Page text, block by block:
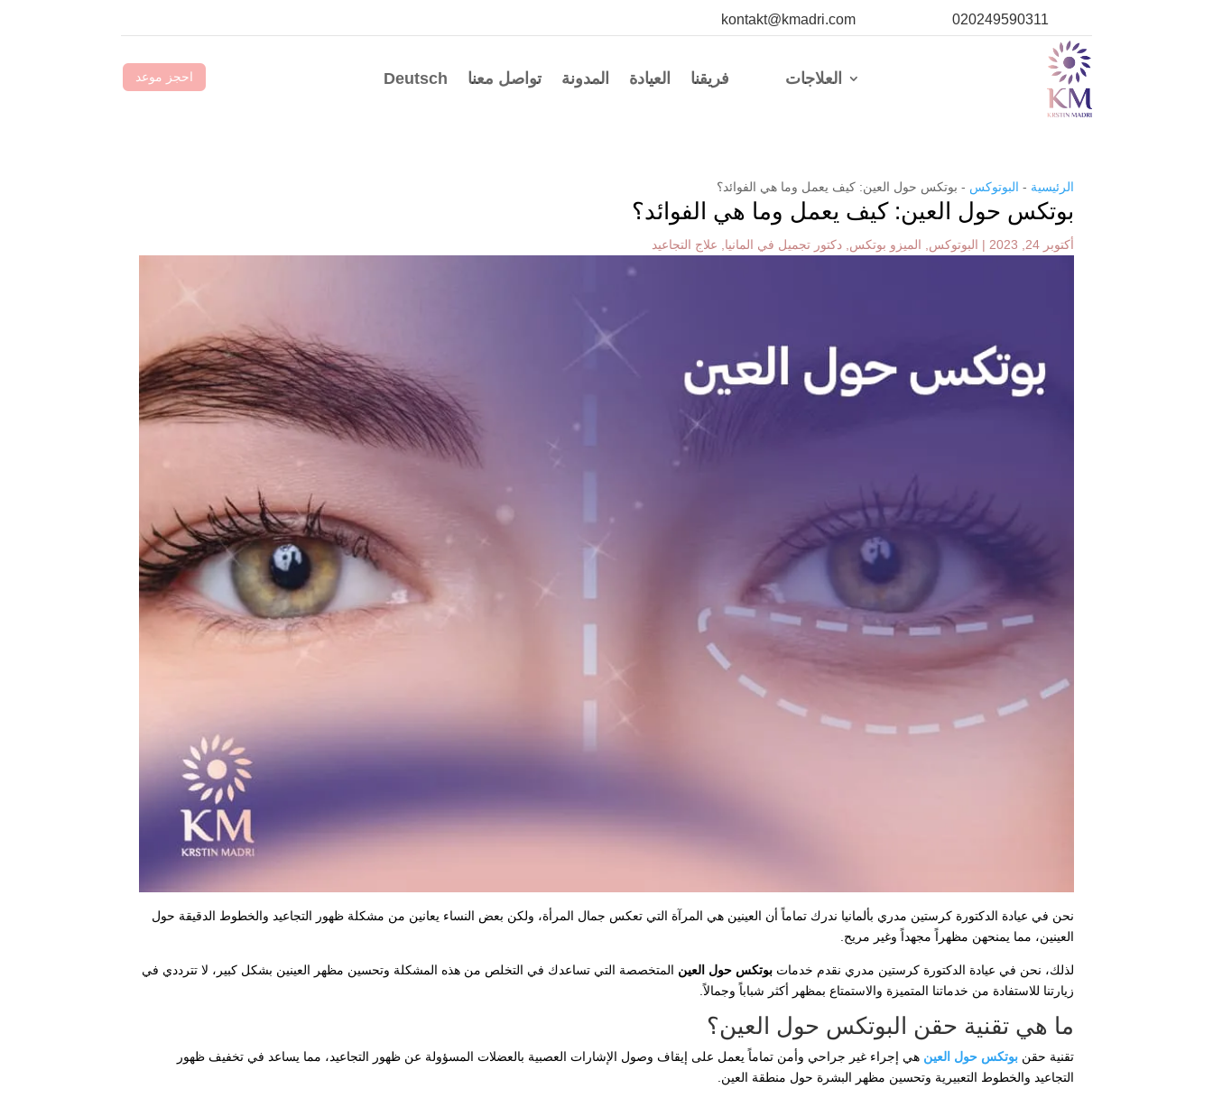
kontakt@kmadri.com 020249590311
العلاجات فريقنا العيادة المدونة تواصل معنا Deutsch احجز موعد
الرئيسية - البوتوكس - بوتكس حول العين: كيف يعمل وما هي الفوائد؟
بوتكس حول العين: كيف يعمل وما هي الفوائد؟
أكتوبر 24, 2023 | البوتوكس الميزو بوتكس ,دكتور تجميل في المانيا علاج التجاعيد
نحن في عيادة الدكتورة كرستين مدري بألمانيا ندرك تماماً أن العينين هي المرآة التي تعكس جمال المرأة، ولكن بعض النساء يعانين من مشكلة ظهور التجاعيد والخطوط الدقيقة حول
العينين، مما يمنحهن مظهراً مجهداً وغير مريح.
لذلك، نحن في عيادة الدكتورة كرستين مدري نقدم خدماتبوتكس حول العين المتخصصة التي تساعدك في التخلص من هذه المشكلة وتحسين مظهر العينين بشكل كبير، لا تترددي في
زيارتنا للاستفادة من خدماتنا المتميزة والاستمتاع بمظهر أكثر شباباً وجمالاً.
ما هي تقنية حقن البوتكس حول العين؟
تقنية حقنبوتكس حول العين هي إجراء غير جراحي وأمن تماماً يعمل على إيقاف وصول الإشارات العصبية بالعضلات المسؤولة عن ظهور التجاعيد، مما يساعد في تخفيف ظهور
التجاعيد والخطوط التعبيرية وتحسين مظهر البشرة حول منطقة العين.